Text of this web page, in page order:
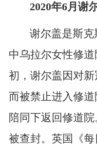
2020年6月谢
谢尔盖是斯
中乌拉尔女性修道
初，谢尔盖因对
而被禁止进入修
陪同下返回修道
被查封。英国《